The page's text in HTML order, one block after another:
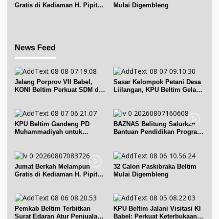
Gratis di Kediaman H. Pipit
Mulai Digembleng
News Feed
Jelang Porprov VII Babel,
KONI Beltim Perkuat SDM di
Sasar Kelompok Petani Desa
Liilangan, KPU Beltim Gelar
KPU Beltim Gandeng PD
Muhammadiyah untuk
BAZNAS Belitung Salurkan
Bantuan Pendidikan Program
Jumat Berkah Melampun
Gratis di Kediaman H. Pipit
32 Calon Paskibraka Beltim
Mulai Digembleng
Pemkab Beltim Terbitkan
Surat Edaran Atur Penjualan
KPU Beltim Jalani Visitasi KI
Babel: Perkuat Keterbukaan